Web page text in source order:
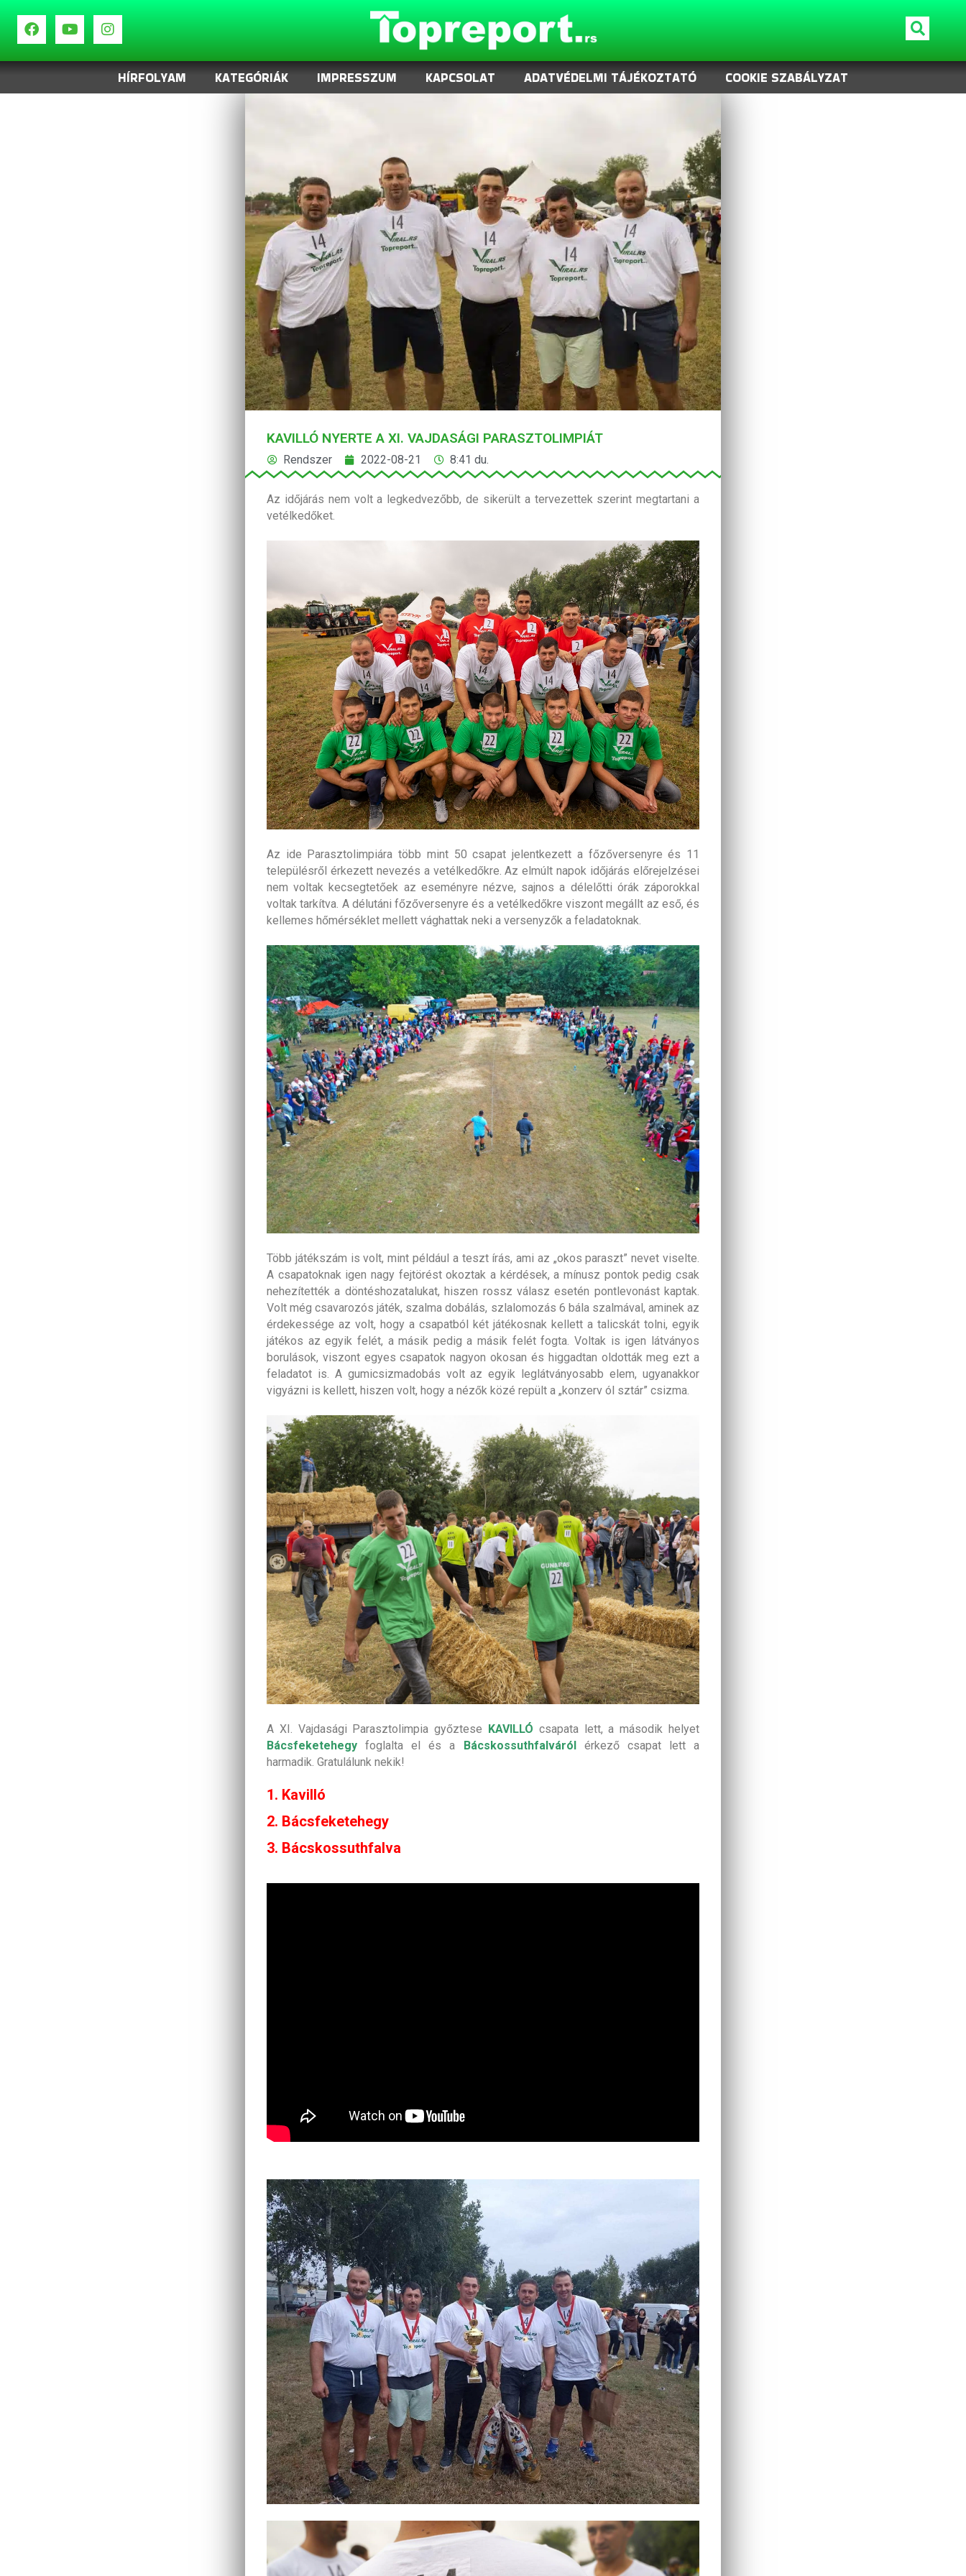
HÍRFOLYAM KATEGÓRIÁK IMPRESSZUM KAPCSOLAT ADATVÉDELMI TÁJÉKOZTATÓ COOKIE SZABÁLYZAT
KAVILLÓ NYERTE A XI. VAJDASÁGI PARASZTOLIMPIÁT
Rendszer 2022-08-21 8:41 du.
Az időjárás nem volt a legkedvezőbb, de sikerült a tervezettek szerint megtartani a
vetélkedőket.
Az ide Parasztolimpiára több mint 50 csapat jelentkezett a főzőversenyre és 11
településről érkezett nevezés a vetélkedőkre. Az elmúlt napok időjárás előrejelzései
nem voltak kecsegtetőek az eseményre nézve, sajnos a délelőtti órák záporokkal
voltak tarkítva. A délutáni főzőversenyre és a vetélkedőkre viszont megállt az eső, és
kellemes hőmérséklet mellett vághattak neki a versenyzők a feladatoknak.
Több játékszám is volt, mint például a teszt írás, ami az „okos paraszt” nevet viselte.
A csapatoknak igen nagy fejtörést okoztak a kérdések, a mínusz pontok pedig csak
nehezítették a döntéshozatalukat, hiszen rossz válasz esetén pontlevonást kaptak.
Volt még csavarozós játék, szalma dobálás, szlalomozás 6 bála szalmával, aminek az
érdekessége az volt, hogy a csapatból két játékosnak kellett a talicskát tolni, egyik
játékos az egyik felét, a másik pedig a másik felét fogta. Voltak is igen látványos
borulások, viszont egyes csapatok nagyon okosan és higgadtan oldották meg ezt a
feladatot is. A gumicsizmadobás volt az egyik leglátványosabb elem, ugyanakkor
vigyázni is kellett, hiszen volt, hogy a nézők közé repült a „konzerv ól sztár” csizma.
A XI. Vajdasági Parasztolimpia győztese KAVILLÓ csapata lett, a második helyet
Bácsfeketehegy foglalta el és a Bácskossuthfalvárólérkező csapat lett a
harmadik. Gratulálunk nekik!
1. Kavilló
2. Bácsfeketehegy
3. Bácskossuthfalva